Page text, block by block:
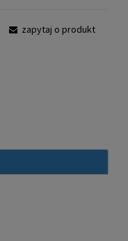
zapytaj o produkt
PŁATNOŚCI